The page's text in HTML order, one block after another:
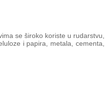
se široko koriste u rudarstvu,
i papira, metala, cementa,